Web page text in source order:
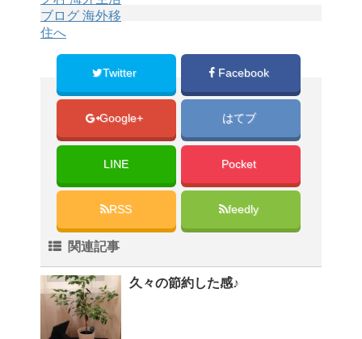
Twitter Facebook
Google+ はてブ
LINE Pocket
RSS feedly
関連記事
久々の節約した感♪